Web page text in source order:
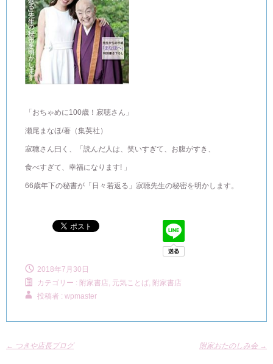
「おちゃめに100歳！寂聴さん」
瀬尾まなほ/著（集英社）
寂聴さん曰く、「読んだ人は、笑いすぎて、お腹がすき、
食べすぎて、幸福になります! 」
66歳年下の秘書が「日々若返る」寂聴先生の秘密を明かします。
2018年7月30日
カテゴリー : 附家書店, 元気ことば, 附家書店
投稿者 : wpmaster
← つきや店長ブログ 附家おたのしみ会 →